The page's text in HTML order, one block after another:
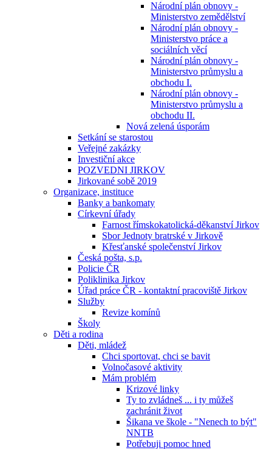
Národní plán obnovy -
Ministerstvo zemědělství
Národní plán obnovy -
Ministerstvo práce a
sociálních věcí
Národní plán obnovy -
Ministerstvo průmyslu a
obchodu I.
Národní plán obnovy -
Ministerstvo průmyslu a
obchodu II.
Nová zelená úsporám
Setkání se starostou
Veřejné zakázky
Investiční akce
POZVEDNI JIRKOV
Jirkované sobě 2019
Organizace, instituce
Banky a bankomaty
Církevní úřady
Farnost římskokatolická-děkanství Jirkov
Sbor Jednoty bratrské v Jirkově
Křesťanské společenství Jirkov
Česká pošta, s.p.
Policie ČR
Poliklinika Jirkov
Úřad práce ČR - kontaktní pracoviště Jirkov
Služby
Revize komínů
Školy
Děti a rodina
Děti, mládež
Chci sportovat, chci se bavit
Volnočasové aktivity
Mám problém
Krizové linky
Ty to zvládneš ... i ty můžeš
zachránit život
Šikana ve škole - "Nenech to být"
NNTB
Potřebuji pomoc hned